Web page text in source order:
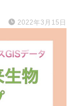
2022年3月15日